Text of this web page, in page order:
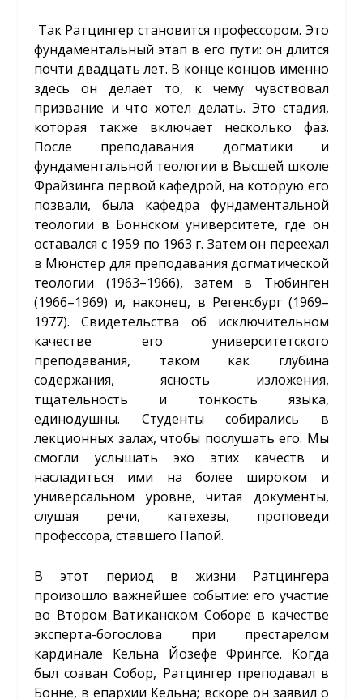
Так Ратцингер становится профессором. Это
фундаментальный этап в его пути: он длится
почти двадцать лет. В конце концов именно
здесь он делает то, к чему чувствовал
призвание и что хотел делать. Это стадия,
которая также включает несколько фаз.
После преподавания догматики и
фундаментальной теологии в Высшей школе
Фрайзинга первой кафедрой, на которую его
позвали, была кафедра фундаментальной
теологии в Боннском университете, где он
оставался с 1959 по 1963 г. Затем он переехал
в Мюнстер для преподавания догматической
теологии (1963–1966), затем в Тюбинген
(1966–1969) и, наконец, в Регенсбург (1969–
1977). Свидетельства об исключительном
качестве его университетского
преподавания, таком как глубина
содержания, ясность изложения,
тщательность и тонкость языка,
единодушны. Студенты собирались в
лекционных залах, чтобы послушать его. Мы
смогли услышать эхо этих качеств и
насладиться ими на более широком и
универсальном уровне, читая документы,
слушая речи, катехезы, проповеди
профессора, ставшего Папой.
В этот период в жизни Ратцингера
произошло важнейшее событие: его участие
во Втором Ватиканском Соборе в качестве
эксперта-богослова при престарелом
кардинале Кельна Йозефе Фрингсе. Когда
был созван Собор, Ратцингер преподавал в
Бонне, в епархии Кельна; вскоре он заявил о